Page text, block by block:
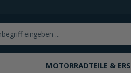
MOTORRADTEILE &